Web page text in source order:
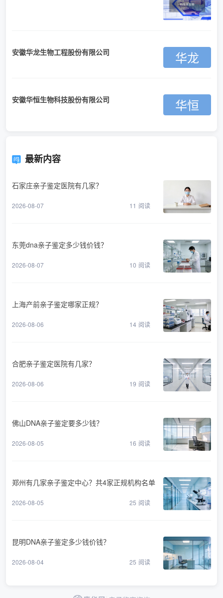
安徽华龙生物工程股份有限公司 华龙
安徽华恒生物科技股份有限公司 华恒
最新内容
石家庄亲子鉴定医院有几家？
2026-08-07 11 阅读
东莞dna亲子鉴定多少钱价钱？
2026-08-07 10 阅读
上海产前亲子鉴定哪家正规？
2026-08-06 14 阅读
合肥亲子鉴定医院有几家？
2026-08-06 19 阅读
佛山DNA亲子鉴定要多少钱？
2026-08-05 16 阅读
郑州有几家亲子鉴定中心？共4家正规机构名单
2026-08-05 25 阅读
昆明DNA亲子鉴定多少钱价钱？
2026-08-04 25 阅读